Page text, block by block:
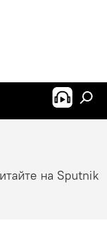
на Sputnik